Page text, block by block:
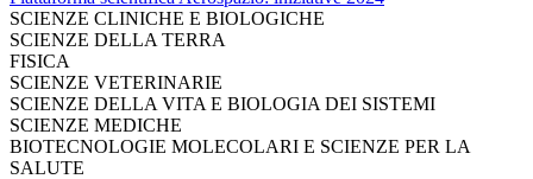
SCIENZE CLINICHE E BIOLOGICHE
SCIENZE DELLA TERRA
FISICA
SCIENZE VETERINARIE
SCIENZE DELLA VITA E BIOLOGIA DEI SISTEMI
SCIENZE MEDICHE
BIOTECNOLOGIE MOLECOLARI E SCIENZE PER LA
SALUTE